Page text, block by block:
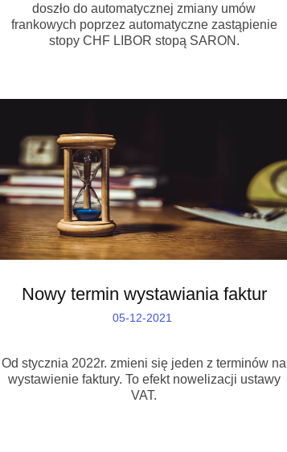
doszło do automatycznej zmiany umów
frankowych poprzez automatyczne zastąpienie
stopy CHF LIBOR stopą SARON.
Nowy termin wystawiania faktur
05-12-2021
Od stycznia 2022r. zmieni się jeden z terminów na
wystawienie faktury. To efekt nowelizacji ustawy
VAT.